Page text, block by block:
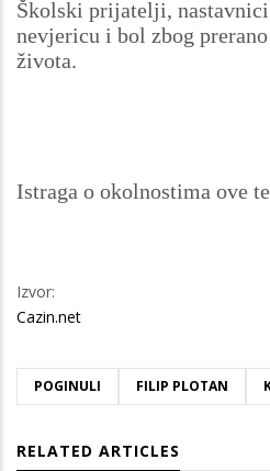
Školski prijatelji,
nevjericu i bol zbog
života.
Istraga o okolnostima ove
Izvor:
Cazin.net
POGINULI FILIP PLOTAN
RELATED ARTICLES